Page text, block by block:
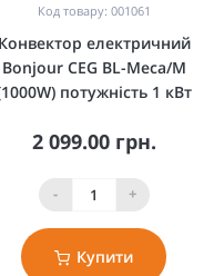
Код товару: 001061
Конвектор електричний
Bonjour CEG BL-Meca/M
потужність 1 кВт
2 099.00 грн.
- +
Купити